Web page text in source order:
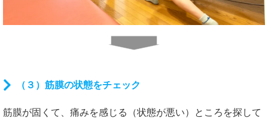
（３）筋膜の状態をチェック
筋膜が固くて、痛みを感じる（状態が悪い）ところを探して